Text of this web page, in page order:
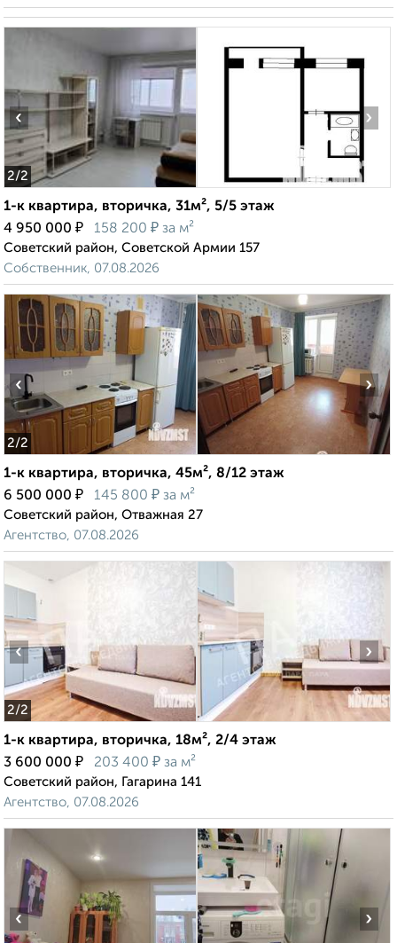
2/2
‹ ›
1-к квартира, вторичка, 31м², 5/5 этаж
4 950 000 ₽ 158 200 ₽ за м²
Советский район, Советской Армии 157
Собственник, 07.08.2026
2/2
‹ ›
1-к квартира, вторичка, 45м², 8/12 этаж
6 500 000 ₽ 145 800 ₽ за м²
Советский район, Отважная 27
Агентство, 07.08.2026
2/2
‹ ›
1-к квартира, вторичка, 18м², 2/4 этаж
3 600 000 ₽ 203 400 ₽ за м²
Советский район, Гагарина 141
Агентство, 07.08.2026
‹ ›